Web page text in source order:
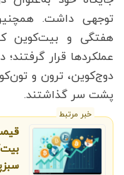
توجهی داشت.
هفتگی و بیت‌کوین
عملکردها قرار
دوج‌کوین، ترون و
پشت سر گذاشتند.
خبر مرتبط